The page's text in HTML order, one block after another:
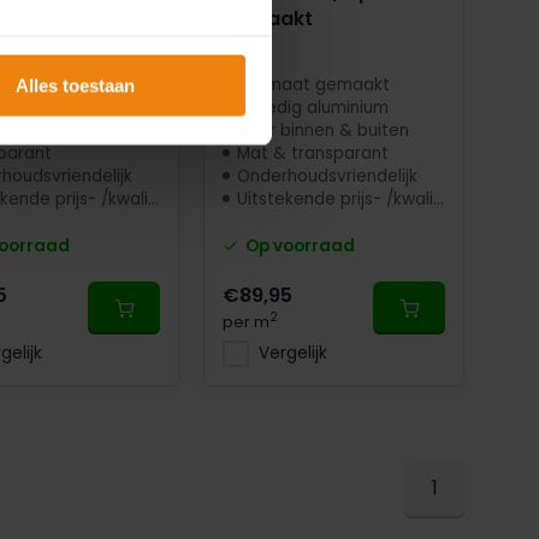
Alles toestaan
gemaakt
prijs- /kwaliteit
gemaakt
Op maat gemaakt
Volledig aluminium
Voor binnen & buiten
Mat & transparant
Onderhoudsvriendelijk
Uitstekende prijs- /kwaliteit
Op voorraad
€89,95
per m2
Vergelijk
1